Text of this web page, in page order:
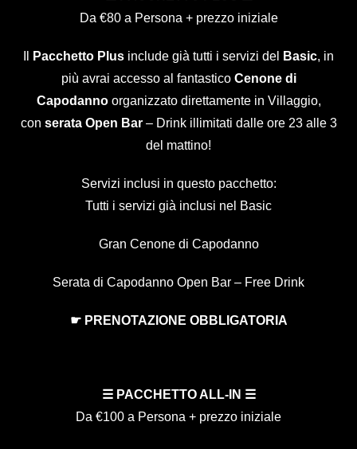
Da €80 a Persona + prezzo iniziale
Pacchetto Plus include già tutti i servizi del Basic, in
più avrai accesso al fantastico Cenone di
Capodannoorganizzato direttamente in Villaggio,
con serata Open Bar– Drink illimitati dalle ore 23 alle 3
del mattino!
Servizi inclusi in questo pacchetto:
Tutti i servizi già inclusi nel Basic
Gran Cenone di Capodanno
Serata di Capodanno Open Bar – Free Drink
☛ PRENOTAZIONE OBBLIGATORIA
☰PACCHETTO ALL-IN ☰
Da €100 a Persona + prezzo iniziale